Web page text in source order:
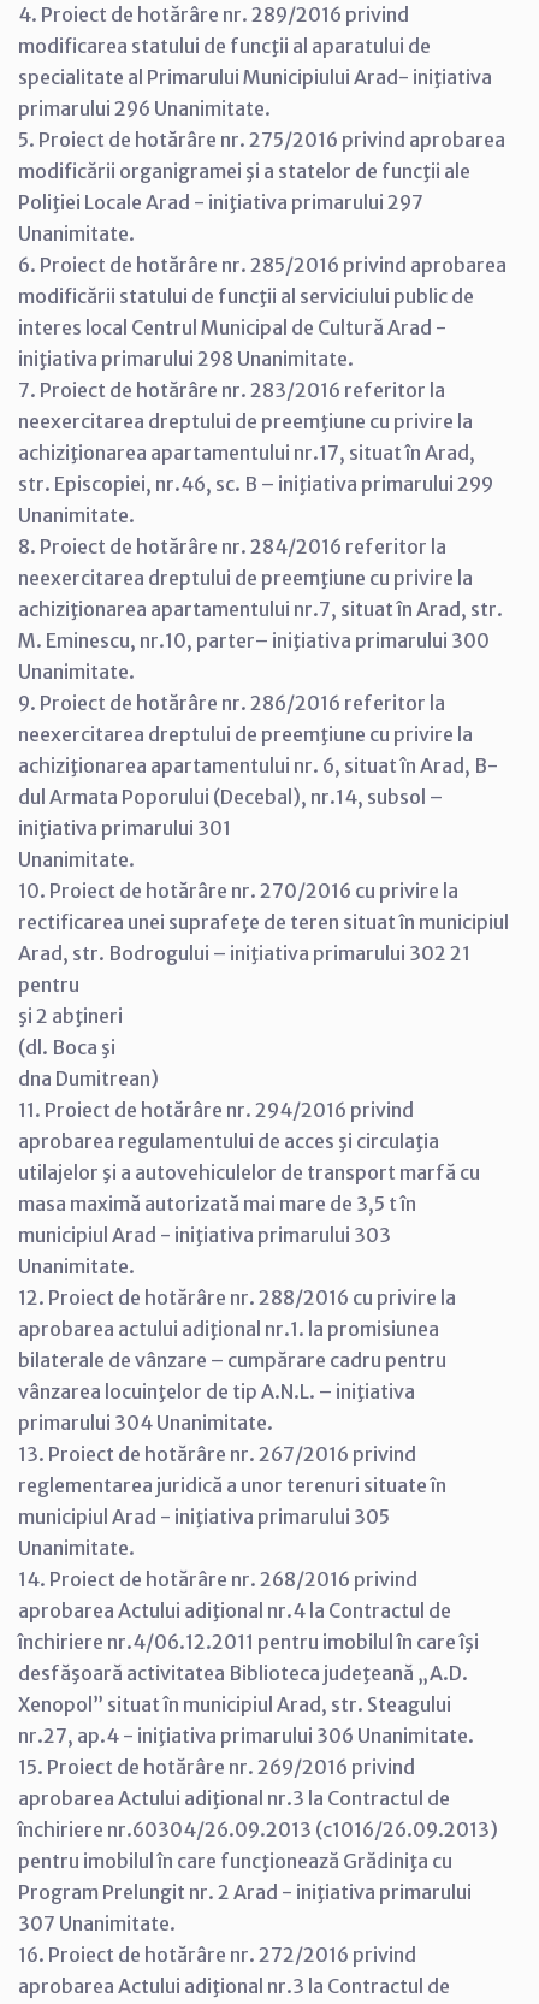
4. Proiect de hotărâre nr. 289/2016 privind
modificarea statului de funcţii al aparatului de
specialitate al Primarului Municipiului Arad- iniţiativa
primarului 296 Unanimitate.
5. Proiect de hotărâre nr. 275/2016 privind aprobarea
modificării organigramei şi a statelor de funcţii ale
Poliţiei Locale Arad - iniţiativa primarului 297
Unanimitate.
6. Proiect de hotărâre nr. 285/2016 privind aprobarea
modificării statului de funcţii al serviciului public de
interes local Centrul Municipal de Cultură Arad -
iniţiativa primarului 298 Unanimitate.
7. Proiect de hotărâre nr. 283/2016 referitor la
neexercitarea dreptului de preemţiune cu privire la
achiziţionarea apartamentului nr.17, situat în Arad,
str. Episcopiei, nr.46, sc. B – iniţiativa primarului 299
Unanimitate.
8. Proiect de hotărâre nr. 284/2016 referitor la
neexercitarea dreptului de preemţiune cu privire la
achiziţionarea apartamentului nr.7, situat în Arad, str.
M. Eminescu, nr.10, parter– iniţiativa primarului 300
Unanimitate.
9. Proiect de hotărâre nr. 286/2016 referitor la
neexercitarea dreptului de preemţiune cu privire la
achiziţionarea apartamentului nr. 6, situat în Arad, B-
dul Armata Poporului (Decebal), nr.14, subsol –
iniţiativa primarului 301
Unanimitate.
10. Proiect de hotărâre nr. 270/2016 cu privire la
rectificarea unei suprafeţe de teren situat în municipiul
Arad, str. Bodrogului – iniţiativa primarului 302 21
pentru
şi 2 abţineri
(dl. Boca şi
dna Dumitrean)
11. Proiect de hotărâre nr. 294/2016 privind
aprobarea regulamentului de acces şi circulaţia
utilajelor şi a autovehiculelor de transport marfă cu
masa maximă autorizată mai mare de 3,5 t în
municipiul Arad - iniţiativa primarului 303
Unanimitate.
12. Proiect de hotărâre nr. 288/2016 cu privire la
aprobarea actului adiţional nr.1. la promisiunea
bilaterale de vânzare – cumpărare cadru pentru
vânzarea locuinţelor de tip A.N.L. – iniţiativa
primarului 304 Unanimitate.
13. Proiect de hotărâre nr. 267/2016 privind
reglementarea juridică a unor terenuri situate în
municipiul Arad - iniţiativa primarului 305
Unanimitate.
14. Proiect de hotărâre nr. 268/2016 privind
aprobarea Actului adiţional nr.4 la Contractul de
închiriere nr.4/06.12.2011 pentru imobilul în care îşi
desfăşoară activitatea Biblioteca judeţeană „A.D.
Xenopol” situat în municipiul Arad, str. Steagului
nr.27, ap.4 - iniţiativa primarului 306 Unanimitate.
15. Proiect de hotărâre nr. 269/2016 privind
aprobarea Actului adiţional nr.3 la Contractul de
închiriere nr.60304/26.09.2013 (c1016/26.09.2013)
pentru imobilul în care funcţionează Grădiniţa cu
Program Prelungit nr. 2 Arad - iniţiativa primarului
307 Unanimitate.
16. Proiect de hotărâre nr. 272/2016 privind
aprobarea Actului adiţional nr.3 la Contractul de